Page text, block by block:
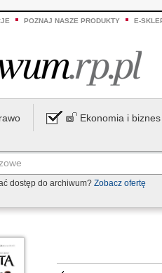
POZNAJ NASZE PRODUKTY E-
Ekonomia i biznes
dostęp do archiwum? Zobacz ofertę